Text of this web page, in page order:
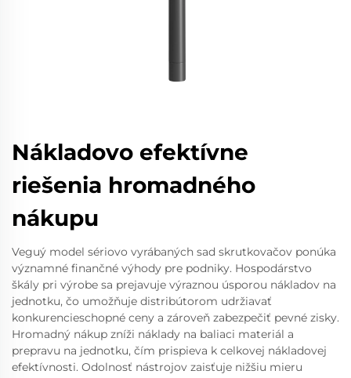
Nákladovo efektívne
riešenia hromadného
nákupu
Veguý model sériovo vyrábaných sad skrutkovačov ponúka
významné finančné výhody pre podniky. Hospodárstvo
škály pri výrobe sa prejavuje výraznou úsporou nákladov na
jednotku, čo umožňuje distribútorom udržiavať
konkurencieschopné ceny a zároveň zabezpečiť pevné zisky.
Hromadný nákup zníži náklady na baliaci materiál a
prepravu na jednotku, čím prispieva k celkovej nákladovej
efektívnosti. Odolnosť nástrojov zaisťuje nižšiu mieru